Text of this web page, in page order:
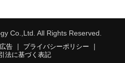
Co.,Ltd. All Rights Reserved.
広告 プライバシーポリシー
法に基づく表記